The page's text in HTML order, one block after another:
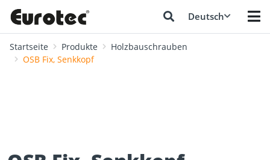
Deutsch
Startseite Produkte
Holzbauschrauben
OSB Fix, Senkkopf